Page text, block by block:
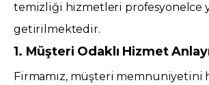
temizliği hizmetleri profesyonelce
getirilmektedir.
1. Müşteri Odaklı Hizmet
Firmamız, müşteri memnuniyetini